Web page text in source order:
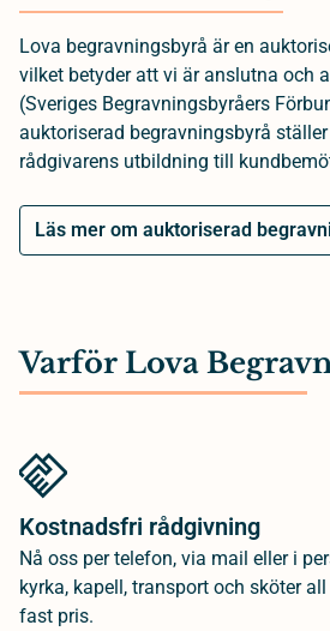
Lova begravningsbyrå är en
vilket betyder att vi är anslutna och
(Sveriges Begravningsbyråers
auktoriserad begravningsbyrå
rådgivarens utbildning till
Läs mer om auktoriserad
Varför Lova
Kostnadsfri rådgivning
Nå oss per telefon, via mail eller i
kyrka, kapell, transport och sköter
fast pris.